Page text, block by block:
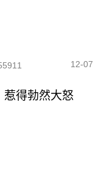
12-07
惹得勃然大怒